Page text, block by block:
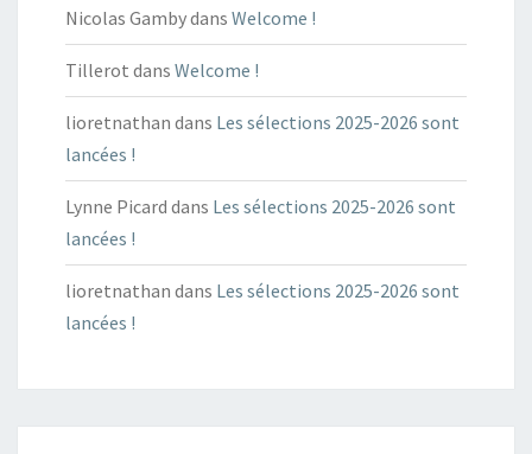
Nicolas Gambydans Welcome !
Tillerot dans Welcome !
lioretnathan dans Les sélections 2025-2026 sont
lancées !
Lynne Picard dans Les sélections 2025-2026 sont
lancées !
lioretnathan dans Les sélections 2025-2026 sont
lancées !